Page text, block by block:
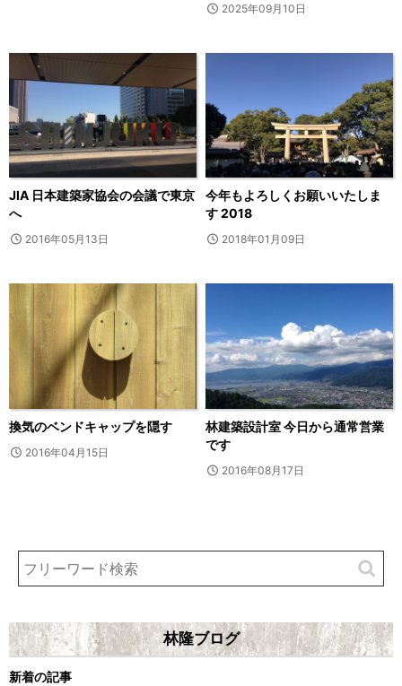
2025年09月10日
JIA 日本建築家協会の会議で東京
へ
2016年05月13日
今年もよろしくお願いいたしま
す 2018
2018年01月09日
換気のベンドキャップを隠す
2016年04月15日
林建築設計室 今日から通常営業
です
2016年08月17日
林隆ブログ
新着の記事